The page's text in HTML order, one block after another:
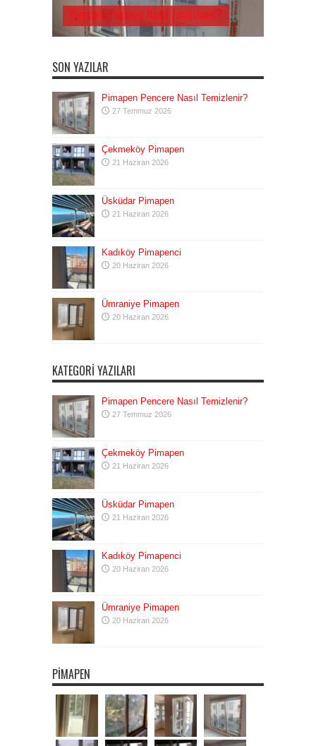
Pimapen Pencere Nasıl Temizlenir?
SON YAZILAR
Pimapen Pencere Nasıl Temizlenir?
27 Temmuz 2026
Çekmeköy Pimapen
21 Haziran 2026
Üsküdar Pimapen
21 Haziran 2026
Kadıköy Pimapenci
20 Haziran 2026
Ümraniye Pimapen
20 Haziran 2026
KATEGORI YAZILARI
Pimapen Pencere Nasıl Temizlenir?
27 Temmuz 2026
Çekmeköy Pimapen
21 Haziran 2026
Üsküdar Pimapen
21 Haziran 2026
Kadıköy Pimapenci
20 Haziran 2026
Ümraniye Pimapen
20 Haziran 2026
PIMAPEN